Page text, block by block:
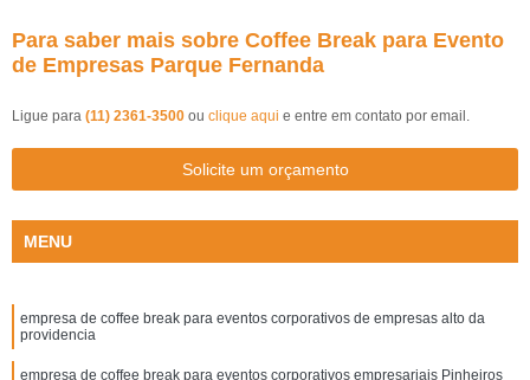
Para saber mais sobre Coffee Break para Evento
de Empresas Parque Fernanda
Ligue para (11) 2361-3500 ou clique aqui e entre em contato por email.
Solicite um orçamento
MENU
empresa de coffee break para eventos corporativos de empresas alto da
providencia
empresa de coffee break para eventos corporativos empresariais Pinheiros